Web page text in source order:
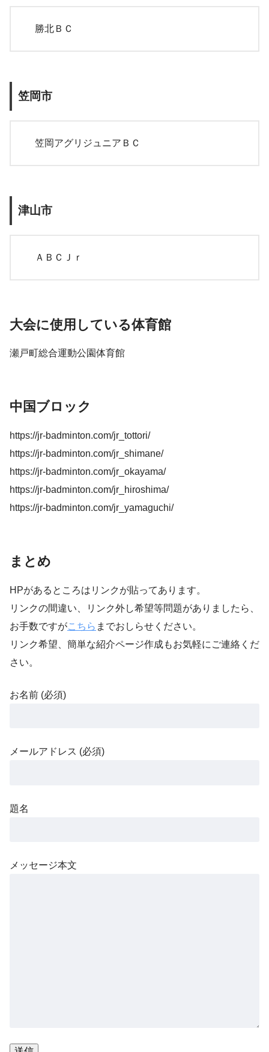
勝北ＢＣ
笠岡市
笠岡アグリジュニアＢＣ
津山市
ＡＢＣＪｒ
大会に使用している体育館
瀬戸町総合運動公園体育館
中国ブロック
https://jr-badminton.com/jr_tottori/
https://jr-badminton.com/jr_shimane/
https://jr-badminton.com/jr_okayama/
https://jr-badminton.com/jr_hiroshima/
https://jr-badminton.com/jr_yamaguchi/
まとめ
HPがあるところはリンクが貼ってあります。
リンクの間違い、リンク外し希望等問題がありましたら、
お手数ですがこちら までおしらせください。
リンク希望、簡単な紹介ページ作成もお気軽にご連絡くだ
さい。
お名前 (必須)
メールアドレス (必須)
題名
メッセージ本文